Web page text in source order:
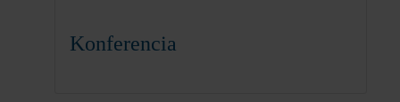
Konferencia